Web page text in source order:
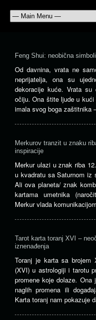
Feng Shui: neobična
Od davnina, vrata ne
neprijatelja, ona su
dekoracije kuće. Vrata
očiju. Ona štite ljude u
imala svog boga zaštitnika
Merkurov tranzit u znaku
inspiracije
Merkur ulazi u znak riba
u kvadratu sa Saturnom iz
Ali ova planeta/ znak
kartama umetnika
Merkur vlada
Tarot karta toranj XVI –
iznenađenja
Toranj je karta sa
(XVI) u astrologiji i tarotu
promene koje dolaze.
naglih promena ili
Karta toranj nam pokazuje